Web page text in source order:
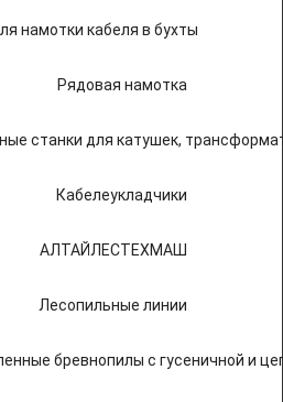
намотки кабеля в бухты
Рядовая намотка
станки для катушек,
Кабелеукладчики
АЛТАЙЛЕСТЕХМАШ
Лесопильные линии
бревнопилы с гусеничной и